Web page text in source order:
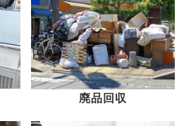
廃品回収